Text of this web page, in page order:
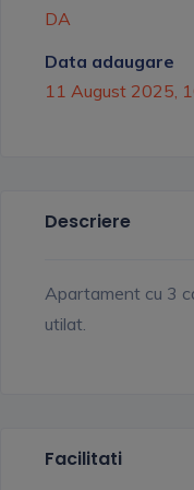
DA
Data adaugare
11 August 2025,
Descriere
Apartament cu 3
utilat.
Facilitati